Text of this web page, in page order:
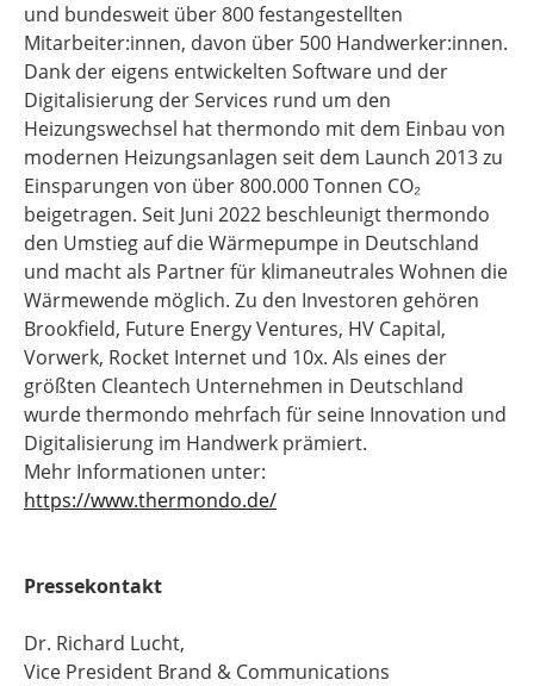
und bundesweit über 800 festangestellten
Mitarbeiter:innen, davon über 500 Handwerker:innen.
Dank der eigens entwickelten Software und der
Digitalisierung der Services rund um den
Heizungswechsel hat thermondo mit dem Einbau von
modernen Heizungsanlagen seit dem Launch 2013 zu
Einsparungen von über 800.000 Tonnen CO₂
beigetragen. Seit Juni 2022 beschleunigt thermondo
den Umstieg auf die Wärmepumpe in Deutschland
und macht als Partner für klimaneutrales Wohnen die
Wärmewende möglich. Zu den Investoren gehören
Brookfield, Future Energy Ventures, HV Capital,
Vorwerk, Rocket Internet und 10x. Als eines der
größten Cleantech Unternehmen in Deutschland
wurde thermondo mehrfach für seine Innovation und
Digitalisierung im Handwerk prämiert.
Mehr Informationen unter:
https://www.thermondo.de/
Pressekontakt
Dr. Richard Lucht,
Vice President Brand & Communications